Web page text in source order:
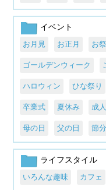
イベント
お月見 お正月 お
ゴールデンウィーク
ハロウィン ひな祭り
卒業式 夏休み 成
母の日 父の日 節分
ライフスタイル
いろんな趣味 カフェ